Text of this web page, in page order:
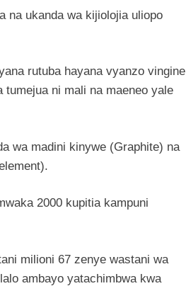
na ukanda wa kijiolojia uliopo
rutuba hayana vyanzo vingine
ni mali na maeneo yale
wa madini kinywe (Graphite) na
2000 kupitia kampuni
milioni 67 zenye wastani wa
ambayo yatachimbwa kwa